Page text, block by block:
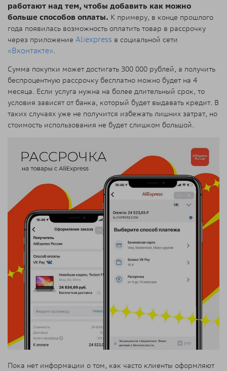
работают над тем, чтобы добавить как можно
больше способов оплаты. К примеру, в конце прошлого
года появилась возможность оплатить товар в рассрочку
через приложение Aliexpress в социальной сети
«Вконтакте».
Сумма покупки может достигать 300 000 рублей, а получить
беспроцентную рассрочку бесплатно можно будет на 4
месяца. Если услуга нужна на более длительный срок, то
условия зависят от банка, который будет выдавать кредит. В
таких случаях уже не получится избежать лишних затрат, но
стоимость использования не будет слишком большой.
Пока нет информации о том, как часто клиенты оформляют